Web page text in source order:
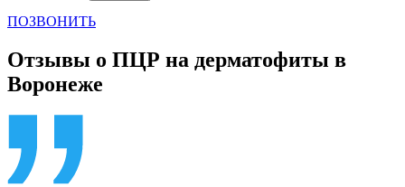
ПОЗВОНИТЬ
Отзывы о ПЦР на дерматофиты в
Воронеже